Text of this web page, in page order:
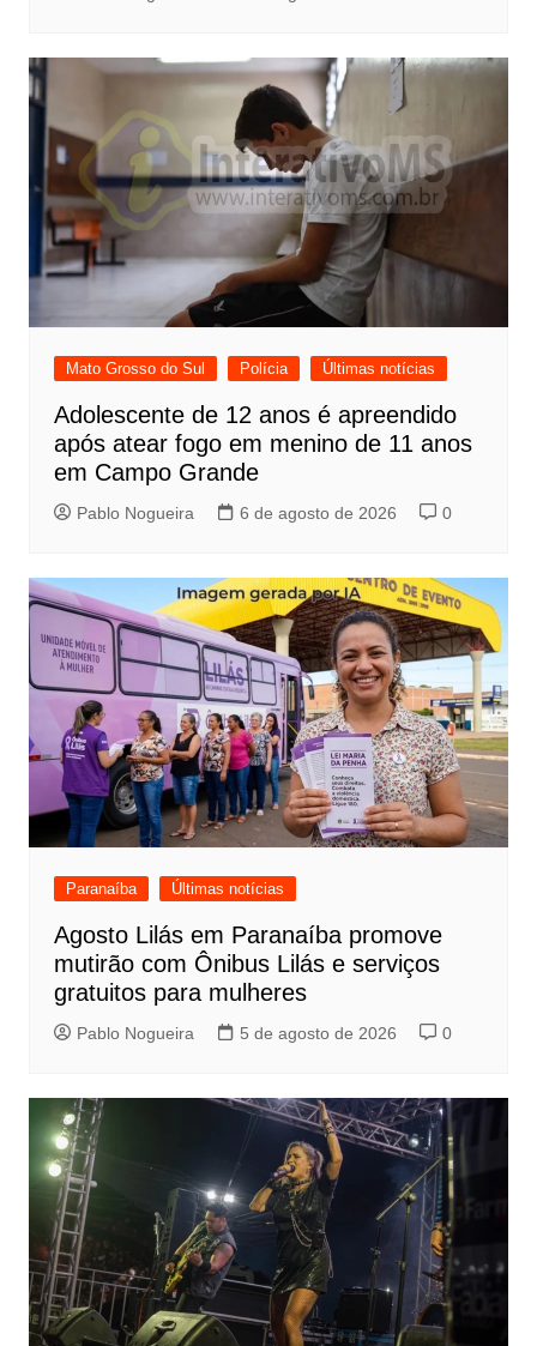
Mato Grosso do Sul Polícia Últimas notícias
Adolescente de 12 anos é apreendido
após atear fogo em menino de 11 anos
em Campo Grande
Pablo Nogueira 6 de agosto de 2026 0
Paranaíba Últimas notícias
Agosto Lilás em Paranaíba promove
mutirão com Ônibus Lilás e serviços
gratuitos para mulheres
Pablo Nogueira 5 de agosto de 2026 0